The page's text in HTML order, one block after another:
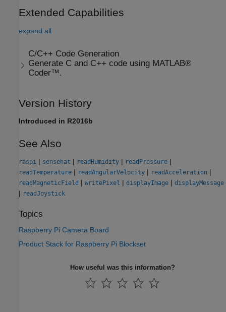
Extended Capabilities
expand all
C/C++ Code Generation
Generate C and C++ code using MATLAB®
Coder™.
Version History
Introduced in R2016b
See Also
raspi | sensehat | readHumidity | readPressure |
readTemperature | readAngularVelocity | readAcceleration |
readMagneticField | writePixel | displayImage | displayMessage
| readJoystick
Topics
Raspberry Pi Camera Board
Product Stack for Raspberry Pi Blockset
How useful was this information?